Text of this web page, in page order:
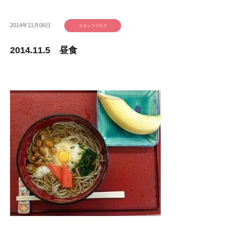
2014年11月06日 スタッフブログ
2014.11.5 昼食